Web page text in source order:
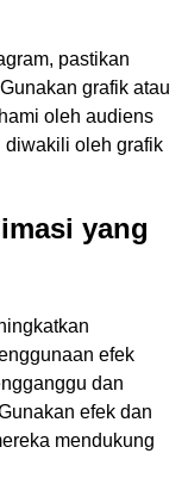
pastikan
grafik atau
oleh audiens
diwakili oleh grafik
yang
efek
dan
efek dan
mendukung